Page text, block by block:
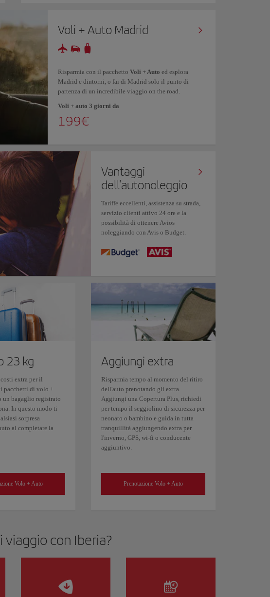
Voli + Auto Madrid
Risparmia con il pacchetto Voli + Auto ed esplora
Madrid e dintorni, o fai di Madrid solo il punto di
partenza di un incredibile viaggio on the road.
Voli + auto 3 giorni da
199€
Vantaggi
dell'autonoleggio
Tariffe eccellenti, assistenza su strada,
servizio clienti attivo 24 ore e la
possibilità di ottenere Avios
noleggiando con Avis o Budget.
23 kg
extra per il
pacchetti di volo +
un bagaglio registrato
In questo modo ti
sorpresa
al completare la
Volo + Auto
Aggiungi extra
Risparmia tempo al momento del ritiro
dell'auto prenotando gli extra.
Aggiungi una Copertura Plus, richiedi
per tempo il seggiolino di sicurezza per
neonato o bambino e guida in tutta
tranquillità aggiungendo extra per
l'inverno, GPS, wi-fi o conducente
aggiuntivo.
Prenotazione Volo + Auto
con Iberia?